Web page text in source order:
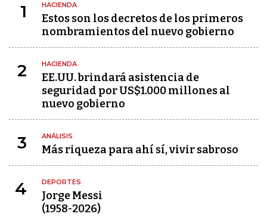
1 HACIENDA
Estos son los decretos de los primeros
nombramientos del nuevo gobierno
2 HACIENDA
EE.UU. brindará asistencia de
seguridad por US$1.000 millones al
nuevo gobierno
3 ANÁLISIS
Más riqueza para ahí sí, vivir sabroso
4 DEPORTES
Jorge Messi
(1958-2026)